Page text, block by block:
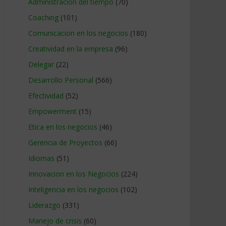
Coaching (101)
Comunicacion en los negocios (180)
Creatividad en la empresa (96)
Delegar (22)
Desarrollo Personal (566)
Efectividad (52)
Empowerment (15)
Etica en los negocios (46)
Gerencia de Proyectos (66)
Idiomas (51)
Innovacion en los Negocios (224)
Inteligencia en los negocios (102)
Liderazgo (331)
Manejo de crisis (60)